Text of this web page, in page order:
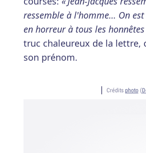
ressemble à l'homme… On est
en horreur à tous les honnêtes
truc chaleureux de la lettre,
son prénom.
Crédits photo(